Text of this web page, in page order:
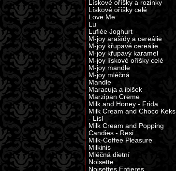
Lískové oříšky a rozinky
Lískové oříšky celé
Love Me
Lu
Luflée Joghurt
M-joy arašídy a cereálie
M-joy křupavé cereálie
M-joy křupavý karamel
M-joy lískové oříšky celé
M-joy mandle
M-joy mléčná
Mandle
Maracuja a ibišek
Marzipan Creme
Milk and Honey - Frida
Milk Cream and Choco Keks
- Lisl
Milk Cream and Popping
Candies - Resi
Milk-Coffee Pleasure
Milkinis
Mléčná dietní
Noisette
Noisettes Entieres